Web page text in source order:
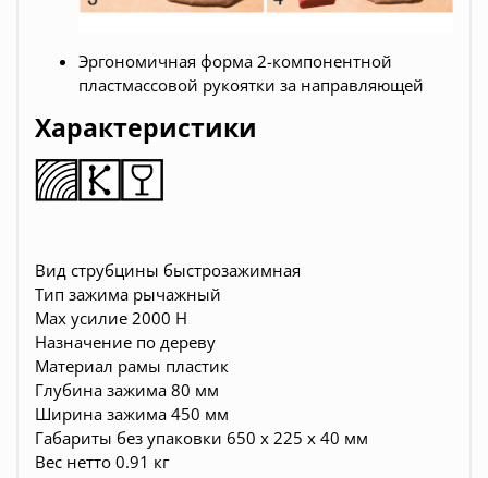
Эргономичная форма 2-компонентной
пластмассовой рукоятки за направляющей
Характеристики
Вид струбцины быстрозажимная
Тип зажима рычажный
Max усилие 2000 Н
Назначение по дереву
Материал рамы пластик
Глубина зажима 80 мм
Ширина зажима 450 мм
Габариты без упаковки 650 x 225 x 40 мм
Вес нетто 0.91 кг